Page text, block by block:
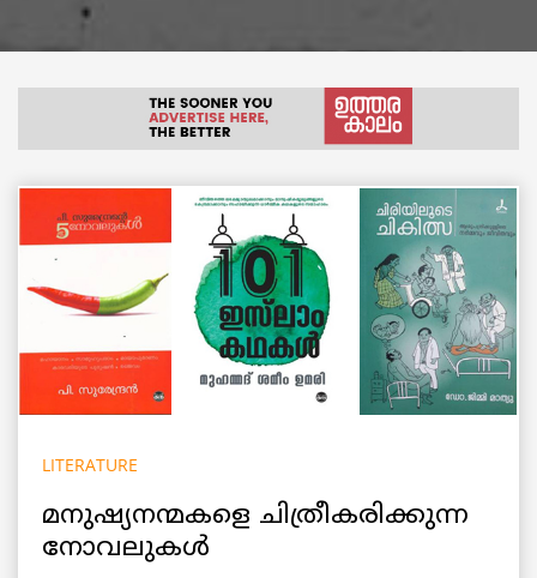
LITERATURE
മനുഷ്യനന്മകളെ ചിത്രീകരിക്കുന്ന
നോവലുകള്‍